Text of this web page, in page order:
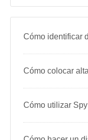
Cómo identificar
Cómo colocar
Cómo utilizar